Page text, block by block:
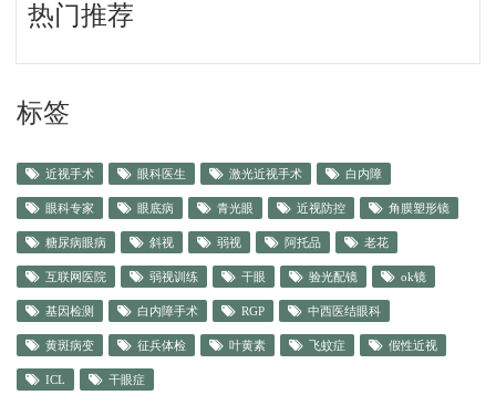
热门推荐
标签
近视手术 眼科医生 激光近视手术 白内障
眼科专家 眼底病 青光眼 近视防控 角膜塑形镜
糖尿病眼病 斜视 弱视 阿托品 老花
互联网医院 弱视训练 干眼 验光配镜 ok镜
基因检测 白内障手术 RGP 中西医结眼科
黄斑病变 征兵体检 叶黄素 飞蚊症 假性近视
ICL 干眼症